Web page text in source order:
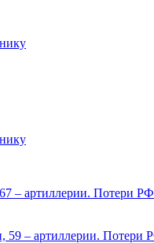
– артиллерии. Потери
– артиллерии. Потери